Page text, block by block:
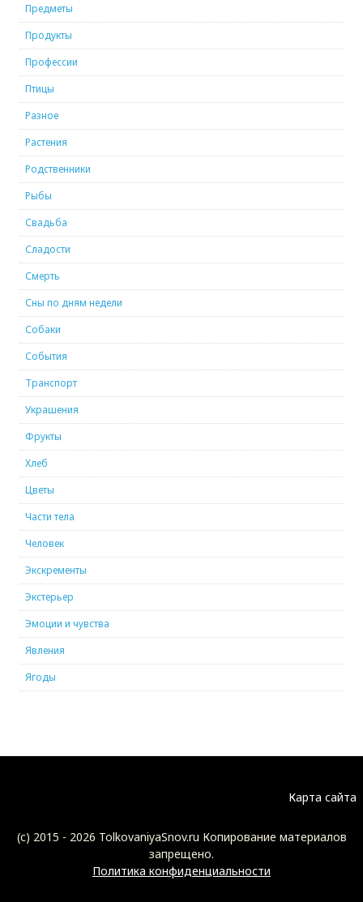
Предметы
Продукты
Профессии
Птицы
Разное
Растения
Родственники
Рыбы
Свадьба
Сладости
Смерть
Сны по дням недели
Собаки
События
Транспорт
Украшения
Фрукты
Хлеб
Цветы
Части тела
Человек
Экскременты
Экстерьер
Эмоции и чувства
Явления
Ягоды
Карта сайта
(c) 2015 - 2026 TolkovaniyaSnov.ru Копирование материалов
запрещено.
Политика конфиденциальности